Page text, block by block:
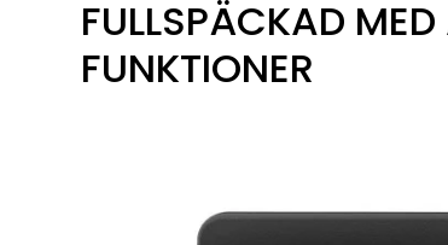
FULLSPÄCKAD
FUNKTIONER